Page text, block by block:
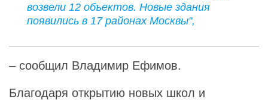
возвели 12 объектов. Новые здания
появились в 17 районах Москвы",
– сообщил Владимир Ефимов.
Благодаря открытию новых школ и